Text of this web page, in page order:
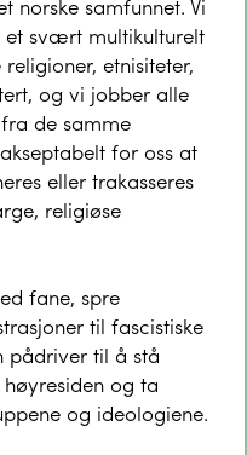
norske samfunnet. Vi
et svært multikulturelt
etnisiteter,
og vi jobber alle
de samme
for oss at
eller trakasseres
religiøse
fane, spre
til fascistiske
pådriver til å stå
og ta
og ideologiene.